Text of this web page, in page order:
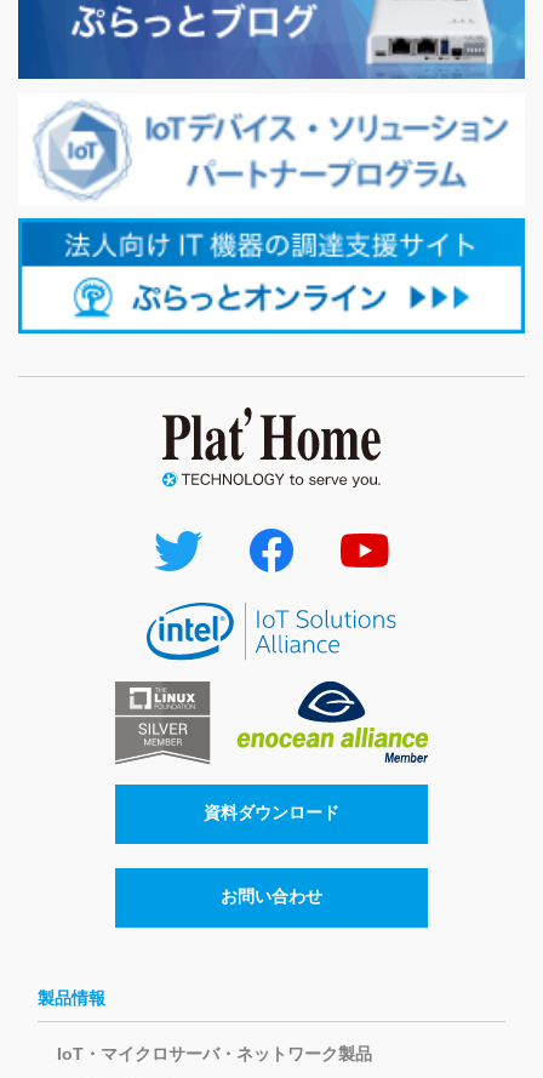
資料ダウンロード
お問い合わせ
製品情報
IoT・マイクロサーバ・ネットワーク製品